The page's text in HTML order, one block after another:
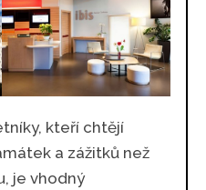
kteří chtějí
a zážitků než
je vhodný